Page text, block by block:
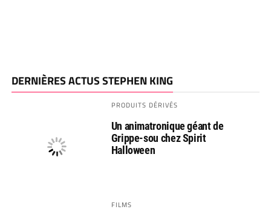
DERNIÈRES ACTUS STEPHEN KING
PRODUITS DÉRIVÉS
Un animatronique géant de
Grippe-sou chez Spirit
Halloween
FILMS